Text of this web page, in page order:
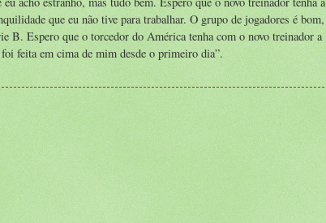
que eu não tive para trabalhar. O grupo de jogadores é bom,
B. Espero que o torcedor do América tenha com o novo treinador a
feita em cima de mim desde o primeiro dia”.